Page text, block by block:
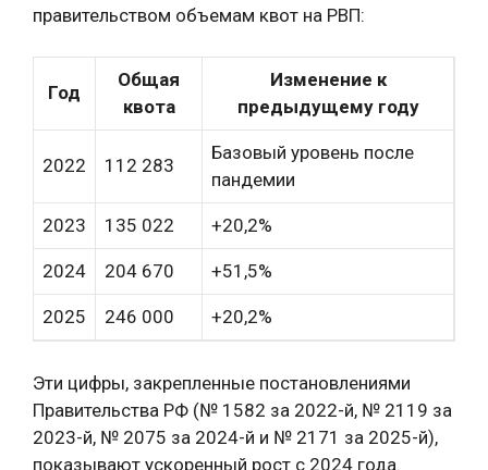
правительством объемам квот на РВП:
Год
Общая
квота
Изменение к
предыдущему году
2022 112 283
Базовый уровень после
пандемии
2023 135 022 +20,2%
2024 204 670 +51,5%
2025 246 000 +20,2%
Эти цифры, закрепленные постановлениями
Правительства РФ (№ 1582 за 2022-й, № 2119 за
2023-й, № 2075 за 2024-й и № 2171 за 2025-й),
показывают ускоренный рост с 2024 года.